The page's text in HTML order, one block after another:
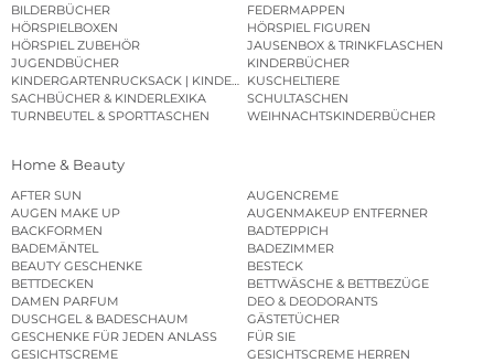
BILDERBÜCHER
FEDERMAPPEN
HÖRSPIELBOXEN
HÖRSPIEL FIGUREN
HÖRSPIEL ZUBEHÖR
JAUSENBOX & TRINKFLASCHEN
JUGENDBÜCHER
KINDERBÜCHER
KINDERGARTENRUCKSACK | KINDERGARTENBEUTEL
KUSCHELTIERE
SACHBÜCHER & KINDERLEXIKA
SCHULTASCHEN
TURNBEUTEL & SPORTTASCHEN
WEIHNACHTSKINDERBÜCHER
Home & Beauty
AFTER SUN
AUGENCREME
AUGEN MAKE UP
AUGENMAKEUP ENTFERNER
BACKFORMEN
BADTEPPICH
BADEMÄNTEL
BADEZIMMER
BEAUTY GESCHENKE
BESTECK
BETTDECKEN
BETTWÄSCHE & BETTBEZÜGE
DAMEN PARFUM
DEO & DEODORANTS
DUSCHGEL & BADESCHAUM
GÄSTETÜCHER
GESCHENKE FÜR JEDEN ANLASS
FÜR SIE
GESICHTSCREME
GESICHTSCREME HERREN